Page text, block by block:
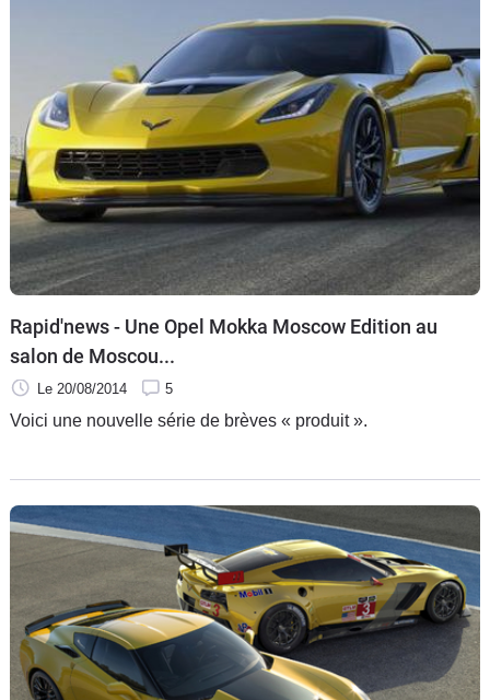
Rapid'news - Une Opel Mokka Moscow Edition au
salon de Moscou...
Le 20/08/2014 5
Voici une nouvelle série de brèves « produit ».